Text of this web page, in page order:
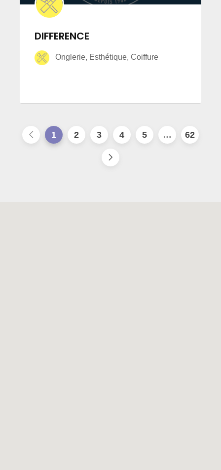
DIFFERENCE
Onglerie, Esthétique, Coiffure
1 2 3 4 5 … 62